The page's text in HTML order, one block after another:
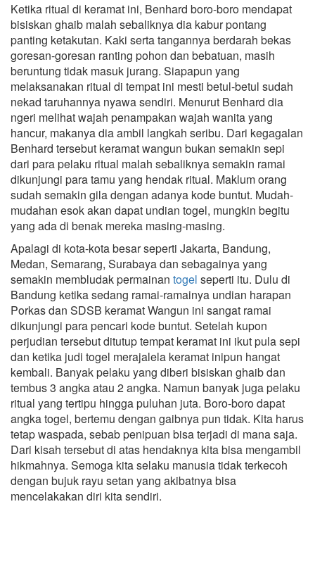
Ketika ritual di keramat ini, Benhard boro-boro mendapat
bisiskan ghaib malah sebaliknya dia kabur pontang
panting ketakutan. Kaki serta tangannya berdarah bekas
goresan-goresan ranting pohon dan bebatuan, masih
beruntung tidak masuk jurang. Siapapun yang
melaksanakan ritual di tempat ini mesti betul-betul sudah
nekad taruhannya nyawa sendiri. Menurut Benhard dia
ngeri melihat wajah penampakan wajah wanita yang
hancur, makanya dia ambil langkah seribu. Dari kegagalan
Benhard tersebut keramat wangun bukan semakin sepi
dari para pelaku ritual malah sebaliknya semakin ramai
dikunjungi para tamu yang hendak ritual. Maklum orang
sudah semakin gila dengan adanya kode buntut. Mudah-
mudahan esok akan dapat undian togel, mungkin begitu
yang ada di benak mereka masing-masing.
Apalagi di kota-kota besar seperti Jakarta, Bandung,
Medan, Semarang, Surabaya dan sebagainya yang
semakin membludak permainan togel seperti itu. Dulu di
Bandung ketika sedang ramai-ramainya undian harapan
Porkas dan SDSB keramat Wangun ini sangat ramai
dikunjungi para pencari kode buntut. Setelah kupon
perjudian tersebut ditutup tempat keramat ini ikut pula sepi
dan ketika judi togel merajalela keramat inipun hangat
kembali. Banyak pelaku yang diberi bisiskan ghaib dan
tembus 3 angka atau 2 angka. Namun banyak juga pelaku
ritual yang tertipu hingga puluhan juta. Boro-boro dapat
angka togel, bertemu dengan gaibnya pun tidak. Kita harus
tetap waspada, sebab penipuan bisa terjadi di mana saja.
Dari kisah tersebut di atas hendaknya kita bisa mengambil
hikmahnya. Semoga kita selaku manusia tidak terkecoh
dengan bujuk rayu setan yang akibatnya bisa
mencelakakan diri kita sendiri.